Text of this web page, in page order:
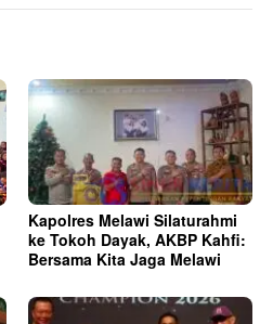
Kapolres Melawi Silaturahmi
ke Tokoh Dayak, AKBP Kahfi:
Bersama Kita Jaga Melawi